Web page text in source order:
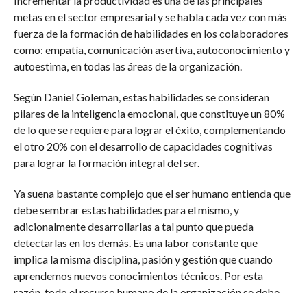
metas en el sector empresarial y se habla cada vez con más
fuerza de la formación de habilidades en los colaboradores
como: empatía, comunicación asertiva, autoconocimiento y
autoestima, en todas las áreas de la organización.
Según Daniel Goleman, estas habilidades se consideran
pilares de la inteligencia emocional, que constituye un 80%
de lo que se requiere para lograr el éxito, complementando
el otro 20% con el desarrollo de capacidades cognitivas
para lograr la formación integral del ser.
Ya suena bastante complejo que el ser humano entienda que
debe sembrar estas habilidades para el mismo, y
adicionalmente desarrollarlas a tal punto que pueda
detectarlas en los demás. Es una labor constante que
implica la misma disciplina, pasión y gestión que cuando
aprendemos nuevos conocimientos técnicos. Por esta